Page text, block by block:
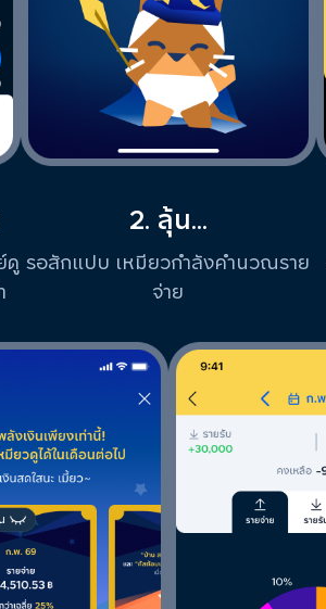
ดู​
2. ลุ้น...
รอสักแปบ เหมียวกำลังคำนวณราย
จ่าย